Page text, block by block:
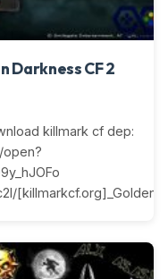
CF 2
killmark cf dep: